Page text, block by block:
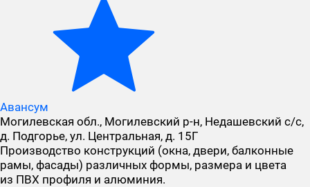
Авансум
Могилевская обл., Могилевский р-н, Недашевский с/с,
д. Подгорье, ул. Центральная, д. 15Г
Производство конструкций (окна, двери, балконные
рамы, фасады) различных формы, размера и цвета
из ПВХ профиля и алюминия.